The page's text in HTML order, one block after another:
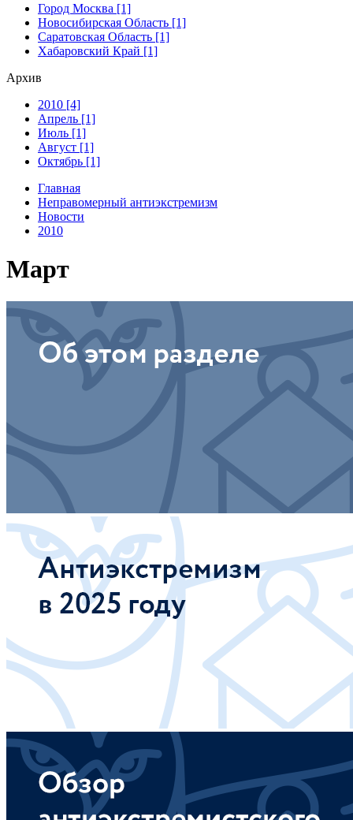
Город Москва [1]
Новосибирская Область [1]
Саратовская Область [1]
Хабаровский Край [1]
Архив
2010 [4]
Апрель [1]
Июль [1]
Август [1]
Октябрь [1]
Главная
Неправомерный антиэкстремизм
Новости
2010
Март